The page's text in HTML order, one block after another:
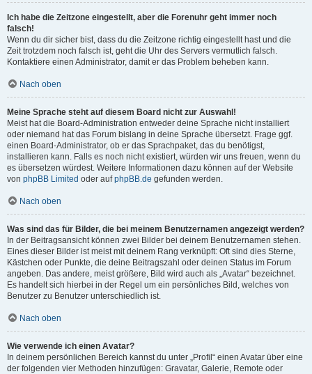
Ich habe die Zeitzone eingestellt, aber die Forenuhr geht immer noch
falsch!
Wenn du dir sicher bist, dass du die Zeitzone richtig eingestellt hast und die
Zeit trotzdem noch falsch ist, geht die Uhr des Servers vermutlich falsch.
Kontaktiere einen Administrator, damit er das Problem beheben kann.
Nach oben
Meine Sprache steht auf diesem Board nicht zur Auswahl!
Meist hat die Board-Administration entweder deine Sprache nicht installiert
oder niemand hat das Forum bislang in deine Sprache übersetzt. Frage ggf.
einen Board-Administrator, ob er das Sprachpaket, das du benötigst,
installieren kann. Falls es noch nicht existiert, würden wir uns freuen, wenn du
es übersetzen würdest. Weitere Informationen dazu können auf der Website
von phpBB Limited oder aufphpBB.de gefunden werden.
Nach oben
Was sind das für Bilder, die bei meinem Benutzernamen angezeigt werden?
In der Beitragsansicht können zwei Bilder bei deinem Benutzernamen stehen.
Eines dieser Bilder ist meist mit deinem Rang verknüpft: Oft sind dies Sterne,
Kästchen oder Punkte, die deine Beitragszahl oder deinen Status im Forum
angeben. Das andere, meist größere, Bild wird auch als „Avatar“ bezeichnet.
Es handelt sich hierbei in der Regel um ein persönliches Bild, welches von
Benutzer zu Benutzer unterschiedlich ist.
Nach oben
Wie verwende ich einen Avatar?
In deinem persönlichen Bereich kannst du unter „Profil“ einen Avatar über eine
der folgenden vier Methoden hinzufügen: Gravatar, Galerie, Remote oder